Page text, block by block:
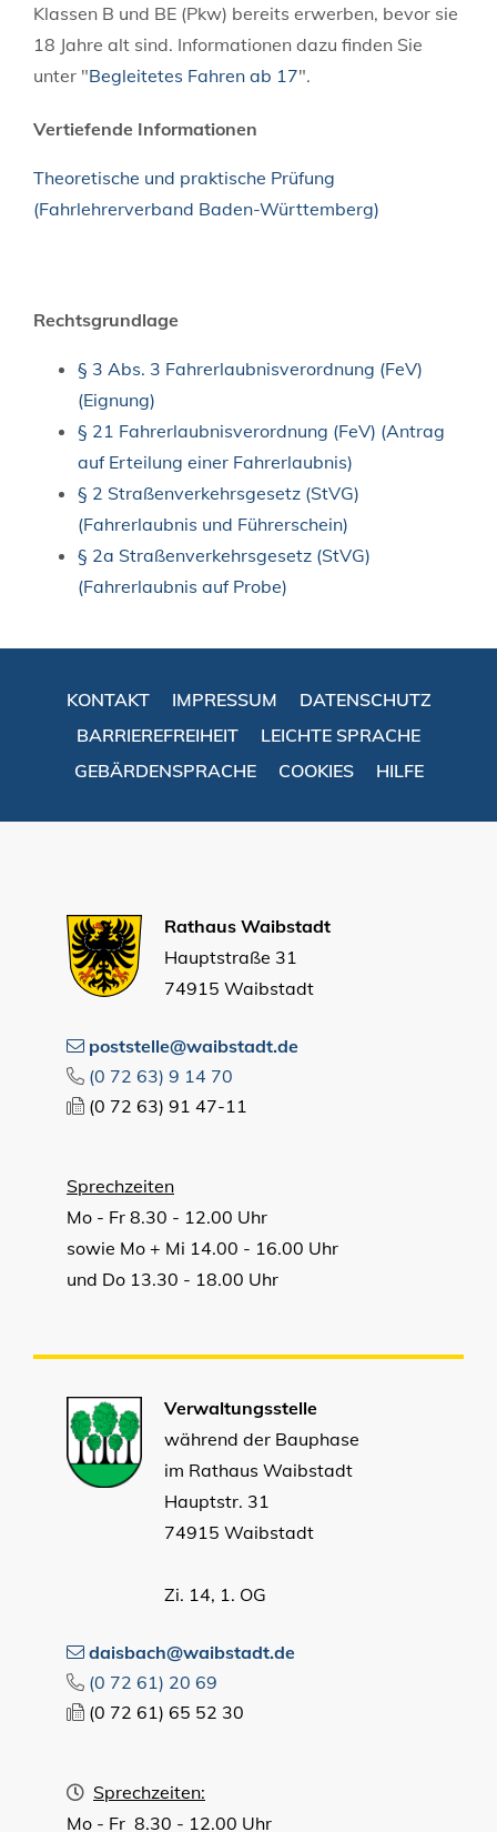
Klassen B und BE (Pkw) bereits erwerben, bevor sie
18 Jahre alt sind. Informationen dazu finden Sie
unter "Begleitetes Fahren ab 17".
Vertiefende Informationen
Theoretische und praktische Prüfung
(Fahrlehrerverband Baden-Württemberg)
Rechtsgrundlage
§ 3 Abs. 3 Fahrerlaubnisverordnung (FeV)
(Eignung)
§ 21 Fahrerlaubnisverordnung (FeV) (Antrag
auf Erteilung einer Fahrerlaubnis)
§ 2 Straßenverkehrsgesetz (StVG)
(Fahrerlaubnis und Führerschein)
§ 2a Straßenverkehrsgesetz (StVG)
(Fahrerlaubnis auf Probe)
KONTAKT IMPRESSUM
DATENSCHUTZ
BARRIEREFREIHEIT
LEICHTE SPRACHE
GEBÄRDENSPRACHE
COOKIES HILFE
Rathaus Waibstadt
Hauptstraße 31
74915 Waibstadt
poststelle@waibstadt.de
(0 72 63) 9 14 70
(0 72 63) 91 47-11
Sprechzeiten
Mo - Fr 8.30 - 12.00 Uhr
sowie Mo + Mi 14.00 - 16.00 Uhr
und Do 13.30 - 18.00 Uhr
Verwaltungsstelle
während der Bauphase
im Rathaus Waibstadt
Hauptstr. 31
74915 Waibstadt
Zi. 14, 1. OG
daisbach@waibstadt.de
(0 72 61) 20 69
(0 72 61) 65 52 30
Sprechzeiten:
Mo - Fr 8.30 - 12.00 Uhr